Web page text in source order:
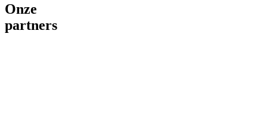
Onze
partners